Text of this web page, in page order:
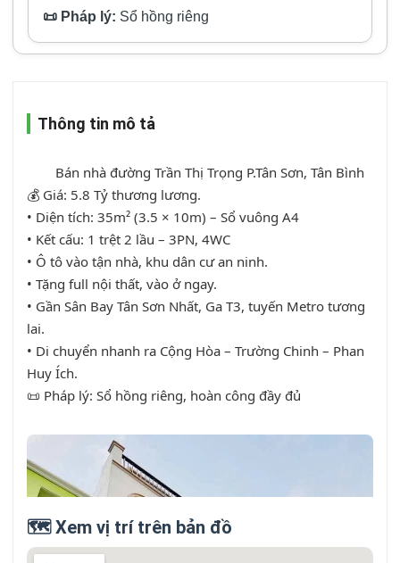
📜 Pháp lý: Sổ hồng riêng
Thông tin mô tả
💰 Giá: 5.8 Tỷ thương lương.
• Diện tích: 35m² (3.5 × 10m) – Sổ vuông A4
• Kết cấu: 1 trệt 2 lầu – 3PN, 4WC
• Ô tô vào tận nhà, khu dân cư an ninh.
• Tặng full nội thất, vào ở ngay.
• Gần Sân Bay Tân Sơn Nhất, Ga T3, tuyến Metro tương
lai.
• Di chuyển nhanh ra Cộng Hòa – Trường Chinh – Phan
Huy Ích.
📜 Pháp lý: Sổ hồng riêng, hoàn công đầy đủ
🗺️ Xem vị trí trên bản đồ